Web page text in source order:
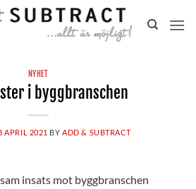
NYHET
i byggbranschen
APRIL 2021 BY ADD & SUBTRACT
insats mot byggbranschen